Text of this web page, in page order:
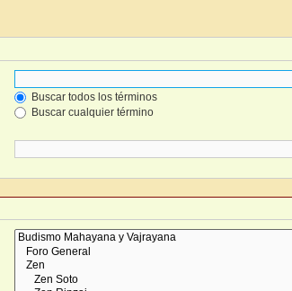
Buscar todos los términos
Buscar cualquier término